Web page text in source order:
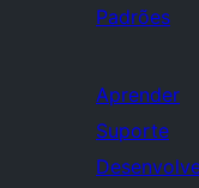
Padrões
Aprender
Suporte